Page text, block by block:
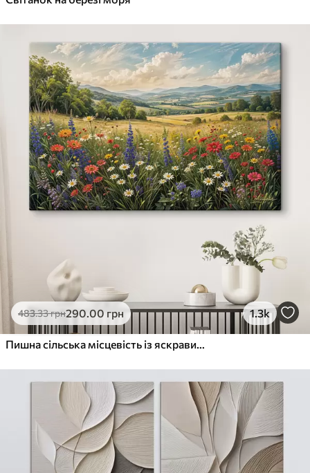
483.33грн290.00 грн 1.3k
Пишна сільська місцевість із яскравим лугом диких квітів, наповненим різнокольоровими квітами під хмарним небом